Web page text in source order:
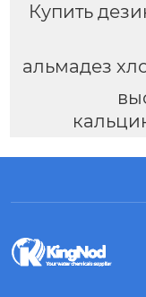
Купить
альмадез